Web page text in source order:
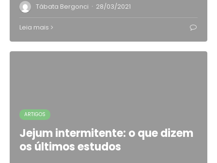
Tábata Bergonci · 28/03/2021
Leia mais
ARTIGOS
Jejum intermitente: o que dizem
os últimos estudos